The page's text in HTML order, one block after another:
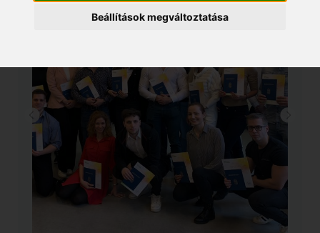
Beállítások megváltoztatása